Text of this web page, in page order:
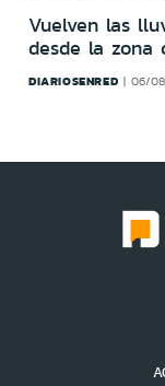
Vuelven las
desde la
DIARIOSENRED 06/